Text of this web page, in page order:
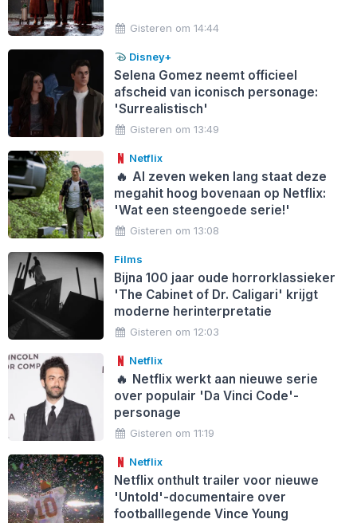
Gisteren om 14:44
Disney+
Selena Gomez neemt officieel
afscheid van iconisch personage:
'Surrealistisch'
Gisteren om 13:49
Netflix
🔥 Al zeven weken lang staat deze
megahit hoog bovenaan op Netflix:
'Wat een steengoede serie!'
Gisteren om 13:08
Films
Bijna 100 jaar oude horrorklassieker
'The Cabinet of Dr. Caligari' krijgt
moderne herinterpretatie
Gisteren om 12:03
Netflix
🔥 Netflix werkt aan nieuwe serie
over populair 'Da Vinci Code'-
personage
Gisteren om 11:19
Netflix
Netflix onthult trailer voor nieuwe
'Untold'-documentaire over
footballlegende Vince Young